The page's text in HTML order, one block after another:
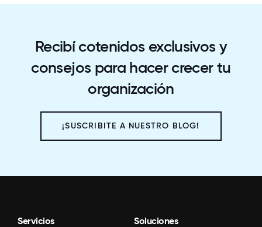
Recibí cotenidos exclusivos y
consejos para hacer crecer tu
organización
¡SUSCRIBITE A NUESTRO BLOG!
Servicios Soluciones